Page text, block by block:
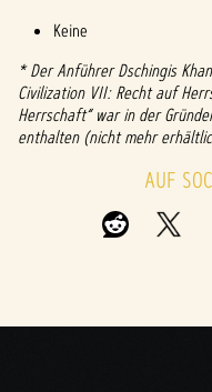
tzbes
unge
n von
YouTu
Keine
* Der Anführer Dschingis
Civilization VII: Recht auf
Herrschaft“ war in der
enthalten (nicht mehr
AUF